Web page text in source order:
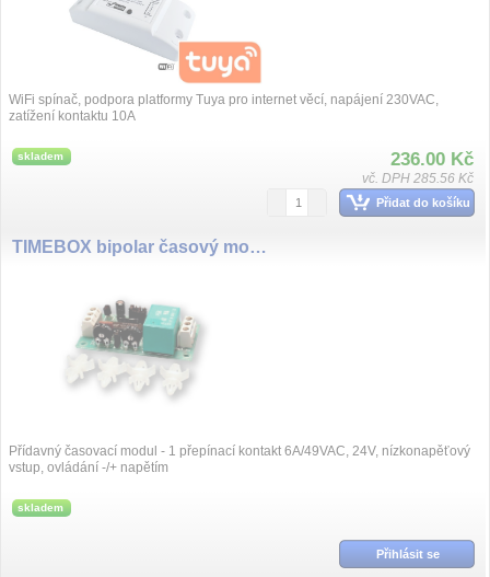
WiFi spínač, podpora platformy Tuya pro internet věcí, napájení 230VAC,
zatížení kontaktu 10A
skladem 236.00 Kč
vč. DPH 285.56 Kč
Přidat do košíku
TIMEBOX bipolar časový modul
Přídavný časovací modul - 1 přepínací kontakt 6A/49VAC, 24V, nízkonapěťový
vstup, ovládání -/+ napětím
skladem
Přihlásit se